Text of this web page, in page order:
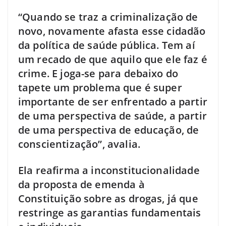
“Quando se traz a criminalização de
novo, novamente afasta esse cidadão
da política de saúde pública. Tem aí
um recado de que aquilo que ele faz é
crime. E joga-se para debaixo do
tapete um problema que é super
importante de ser enfrentado a partir
de uma perspectiva de saúde, a partir
de uma perspectiva de educação, de
conscientização”, avalia.
Ela reafirma a inconstitucionalidade
da proposta de emenda à
Constituição sobre as drogas, já que
restringe as garantias fundamentais